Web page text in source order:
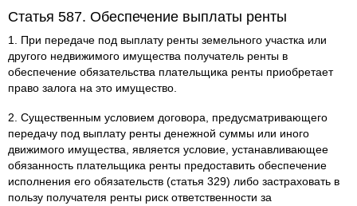
Статья 587. Обеспечение выплаты ренты
1. При передаче под выплату ренты земельного участка или
другого недвижимого имущества получатель ренты в
обеспечение обязательства плательщика ренты приобретает
право залога на это имущество.
2. Существенным условием договора, предусматривающего
передачу под выплату ренты денежной суммы или иного
движимого имущества, является условие, устанавливающее
обязанность плательщика ренты предоставить обеспечение
исполнения его обязательств (статья 329) либо застраховать в
пользу получателя ренты риск ответственности за